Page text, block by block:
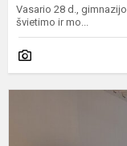
Vasario 28 d.,
švietimo ir mo...